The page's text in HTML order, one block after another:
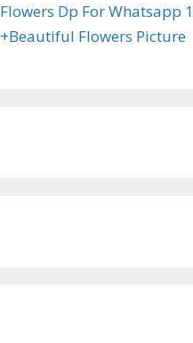
Flowers Dp For Whatsapp
+Beautiful Flowers Picture